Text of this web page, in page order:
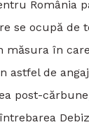
România
se ocupă
măsura în
astfel de
post-